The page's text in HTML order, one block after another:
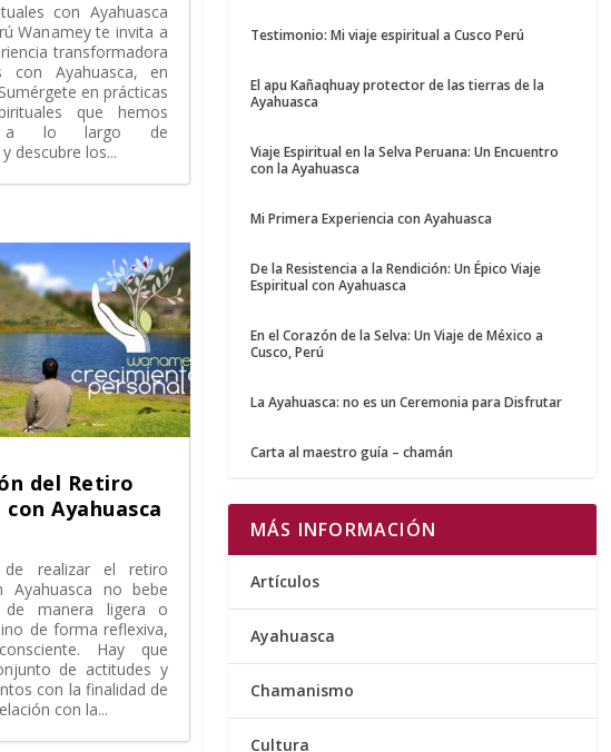
con Ayahuasca
Wanamey te invita a
transformadora
con Ayahuasca, en
en prácticas
que hemos
a lo largo de
descubre los...
del Retiro
Ayahuasca
de realizar el retiro
Ayahuasca no bebe
manera ligera o
de forma reflexiva,
Hay que
de actitudes y
con la finalidad de
con la...
Testimonio: Mi viaje espiritual a Cusco Perú
El apu Kañaqhuay protector de las tierras de la
Ayahuasca
Viaje Espiritual en la Selva Peruana: Un Encuentro
con la Ayahuasca
Mi Primera Experiencia con Ayahuasca
De la Resistencia a la Rendición: Un Épico Viaje
Espiritual con Ayahuasca
En el Corazón de la Selva: Un Viaje de México a
Cusco, Perú
La Ayahuasca: no es un Ceremonia para Disfrutar
Carta al maestro guía – chamán
MÁS INFORMACIÓN
Artículos
Ayahuasca
Chamanismo
Cultura